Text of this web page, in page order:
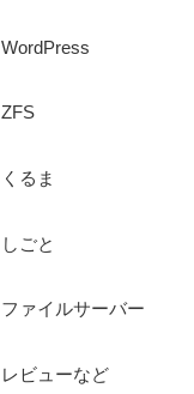
WordPress
ZFS
くるま
しごと
ファイルサーバー
レビューなど